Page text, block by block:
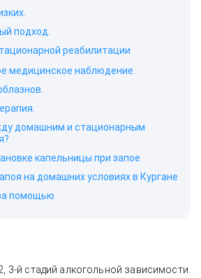
подход.
реабилитации
медицинское наблюдение.
домашним и стационарным
капельницы при запое
на домашних условиях в Кургане
помощью
3-й стадий алкогольной зависимости.